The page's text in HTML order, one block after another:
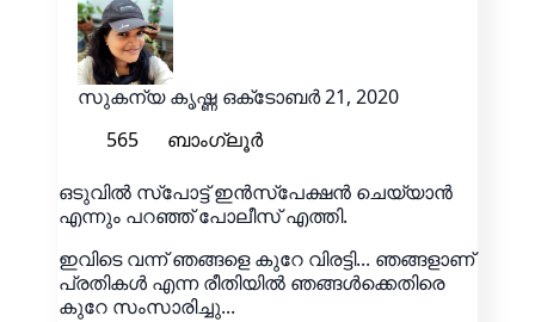
സുകന്യ കൃഷ്ണ ഒക്‌ടോബർ 21, 2020
565
ബാംഗ്ലൂർ
ഒടുവിൽ സ്പോട്ട് ഇൻസ്പേക്ഷൻ ചെയ്യാൻ
എന്നും പറഞ്ഞ് പോലീസ് എത്തി.
ഇവിടെ വന്ന് ഞങ്ങളെ കുറേ വിരട്ടി... ഞങ്ങളാണ്
പ്രതികൾ എന്ന രീതിയിൽ ഞങ്ങൾക്കെതിരെ
കുറേ സംസാരിച്ചു...